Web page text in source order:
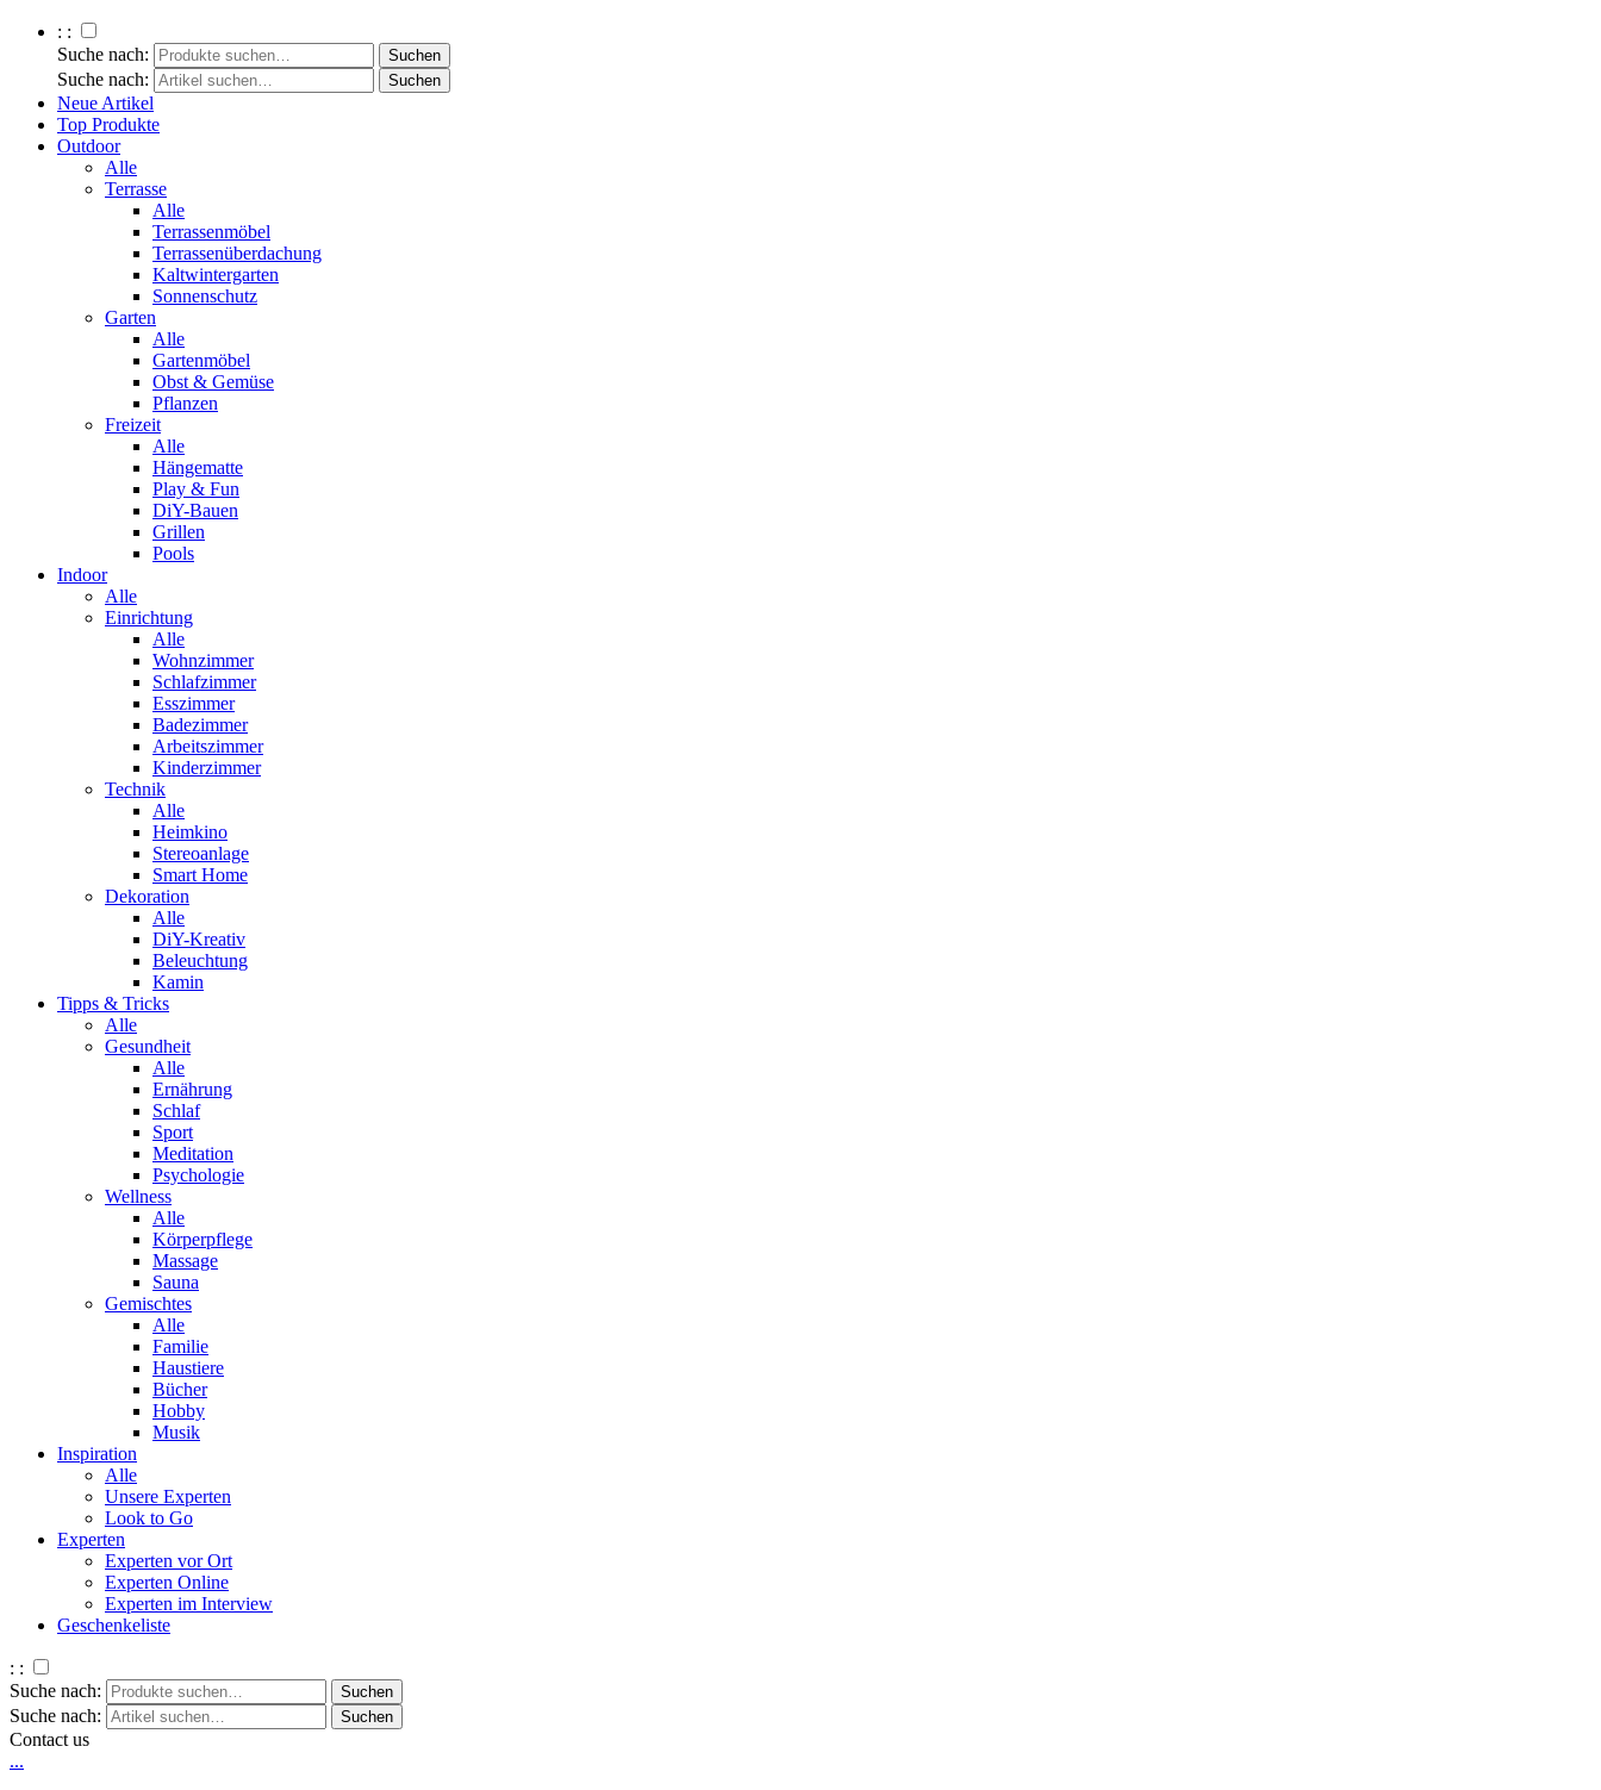
: :
Suche nach:
Suche nach:
Neue Artikel
Top Produkte
Outdoor
Alle
Terrasse
Alle
Terrassenmöbel
Terrassenüberdachung
Kaltwintergarten
Sonnenschutz
Garten
Alle
Gartenmöbel
Obst & Gemüse
Pflanzen
Freizeit
Alle
Hängematte
Play & Fun
DiY-Bauen
Grillen
Pools
Indoor
Alle
Einrichtung
Alle
Wohnzimmer
Schlafzimmer
Esszimmer
Badezimmer
Arbeitszimmer
Kinderzimmer
Technik
Alle
Heimkino
Stereoanlage
Smart Home
Dekoration
Alle
DiY-Kreativ
Beleuchtung
Kamin
Tipps & Tricks
Alle
Gesundheit
Alle
Ernährung
Schlaf
Sport
Meditation
Psychologie
Wellness
Alle
Körperpflege
Massage
Sauna
Gemischtes
Alle
Familie
Haustiere
Bücher
Hobby
Musik
Inspiration
Alle
Unsere Experten
Look to Go
Experten
Experten vor Ort
Experten Online
Experten im Interview
Geschenkeliste
: :
Suche nach:
Suche nach:
Contact us
...